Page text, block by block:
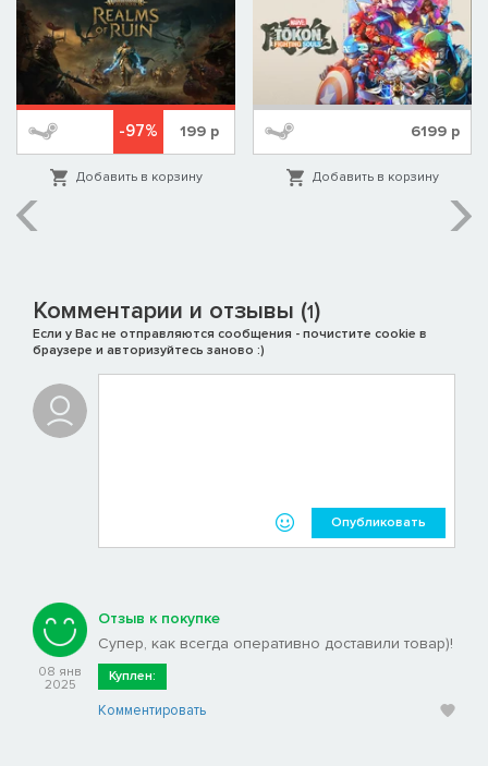
-97% 199р
Добавить в корзину
6199 р
Добавить в корзину
Комментарии и отзывы (1)
Если у Вас не отправляются сообщения - почистите cookie в
браузере и авторизуйтесь заново :)
Опубликовать
08 янв
2025
Отзыв к покупке
Супер, как всегда оперативно доставили товар)!
Куплен:
Комментировать